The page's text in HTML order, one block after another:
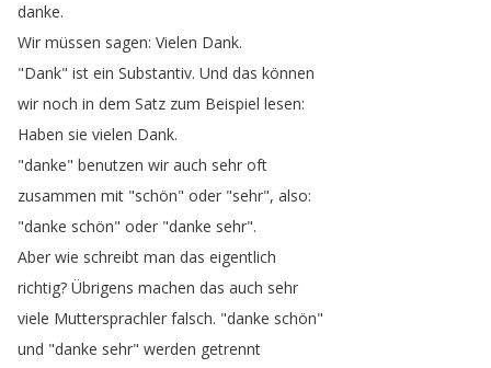
danke.
Wir müssen sagen: Vielen Dank.
"Dank" ist ein Substantiv. Und das können
wir noch in dem Satz zum Beispiel lesen:
Haben sie vielen Dank.
"danke" benutzen wir auch sehr oft
zusammen mit "schön" oder "sehr", also:
"danke schön" oder "danke sehr".
Aber wie schreibt man das eigentlich
richtig? Übrigens machen das auch sehr
viele Muttersprachler falsch. "danke schön"
und "danke sehr" werden getrennt